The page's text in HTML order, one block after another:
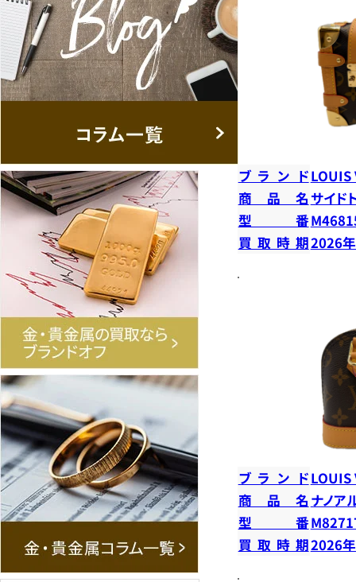
ブランドLOUIS
商品名 サイド
型番
買取時期2026
ブランドLOUIS
商品名 ナノア
型番
買取時期2026